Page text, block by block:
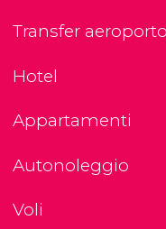
Transfer aeroporto
Hotel
Appartamenti
Autonoleggio
Voli